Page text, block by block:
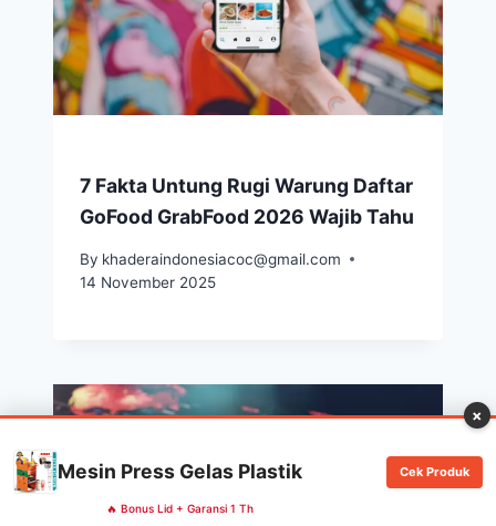
7 Fakta Untung Rugi Warung Daftar
GoFood GrabFood 2026 Wajib Tahu
By khaderaindonesiacoc@gmail.com
14 November 2025
×
Mesin Press Gelas Plastik
🔥 Bonus Lid + Garansi 1 Th
Cek Produk